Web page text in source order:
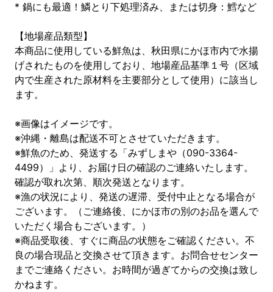
* 鍋にも最適！鱗とり下処理済み、または切身：鱈など
【地場産品類型】
本商品に使用している鮮魚は、秋田県にかほ市内で水揚
げされたものを使用しており、地場産品基準１号（区域
内で生産された原材料を主要部分として使用）に該当し
ます。
※画像はイメージです。
※沖縄・離島は配送不可とさせていただきます。
※鮮魚のため、発送する「みずしまや（090-3364-
4499）」より、お届け日の確認のご連絡いたします。
確認が取れ次第、順次発送となります。
※漁の状況により、発送の遅滞、受付中止となる場合が
ございます。（ご連絡後、にかほ市の別のお品を選んで
いただく場合もございます。）
※商品受取後、すぐに商品の状態をご確認ください。不
良の場合現品と交換させて頂きます。お問合せセンター
までご連絡ください。お時間が過ぎてからの交換は致し
かねます。